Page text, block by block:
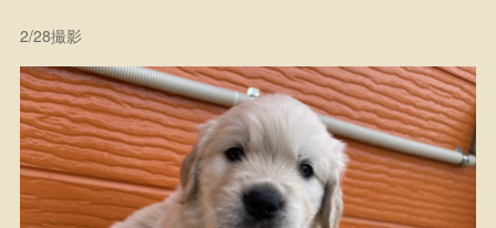
2/28撮影